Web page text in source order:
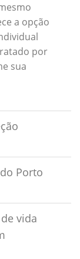
a opção
por
sua
Porto
vida